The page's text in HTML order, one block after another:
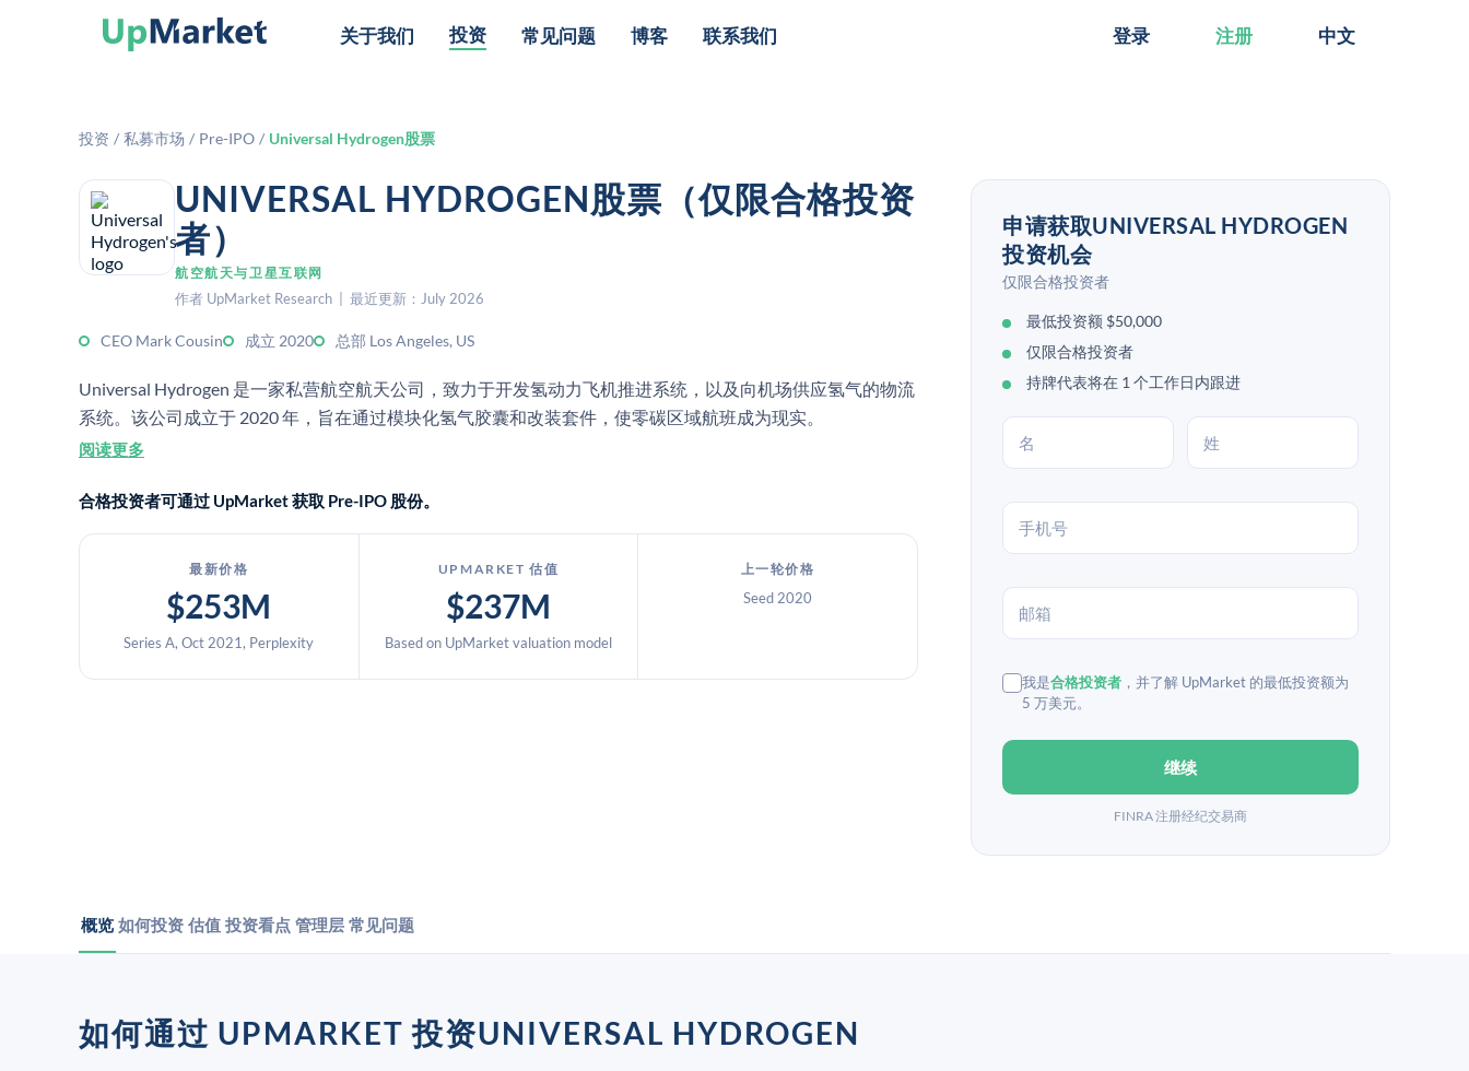
关于我们 投资 常见问题 博客 联系我们 登录 注册 中文
投资 / 私募市场 / Pre-IPO / Universal Hydrogen股票
UNIVERSAL HYDROGEN股票（仅限合格投资
者）
航空航天与卫星互联网
作者 UpMarket Research | 最近更新：July 2026
CEO Mark Cousin 成立 2020 总部 Los Angeles, US
Universal Hydrogen 是一家私营航空航天公司，致力于开发氢动力飞机推进系统，以及向机场供应氢气的物流
系统。该公司成立于 2020 年，旨在通过模块化氢气胶囊和改装套件，使零碳区域航班成为现实。
阅读更多
合格投资者可通过 UpMarket 获取 Pre-IPO 股份。
最新价格
$253M
Series A, Oct 2021, Perplexity
UPMARKET 估值
$237M
Based on UpMarket valuation model
上一轮价格
Seed 2020
申请获取UNIVERSAL HYDROGEN
投资机会
仅限合格投资者
最低投资额 $50,000
仅限合格投资者
持牌代表将在 1 个工作日内跟进
我是合格投资者 ，并了解 UpMarket 的最低投资额为
5 万美元。
继续
FINRA 注册经纪交易商
概览 如何投资 估值 投资看点 管理层 常见问题
如何通过 UPMARKET 投资UNIVERSAL HYDROGEN